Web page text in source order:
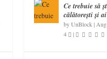
Ce trebuie să
călătorești și
byUnBlock |
4
|